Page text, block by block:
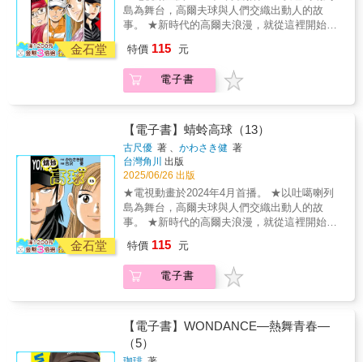
金石堂
島為舞台，高爾夫球與人們交織出動人的故
事。 ★新時代的高爾夫浪漫，就從這裡開始。
家會是誰？實力在伯仲之間的四名選手遇上了
名為「風」的強敵。即使面對世界青少年盃冠
軍栗須艾瑪、日本青少年盃冠軍安谷屋圓與九
天的比賽同台較勁，展開一場互不相讓的火熱
對決。Ⓒ Ken Kawasaki & You Furusawa/Golf
Digest Sha
特價 115 元
電子書
金石堂
【電子書】蜻蛉高球（13）
古尺優 著 、かわさき健 著
台灣角川 出版
2025/06/26 出版
★電視動畫於2024年4月首播。 ★以吐噶喇列
島為舞台，高爾夫球與人們交織出動人的故
事。 ★新時代的高爾夫浪漫，就從這裡開始。
因為球場吹起了不輸給颱風的強風，讓最後一
組的三位選手分數都大為退步，只有長年在島
上球場打球的蜻蛉不受強風影響，反倒樂在其
Ⓒ Ken Kawasaki & You Furusawa/Golf Digest
Sha
特價 115 元
電子書
【電子書】WONDANCE—熱舞青春—
（5）